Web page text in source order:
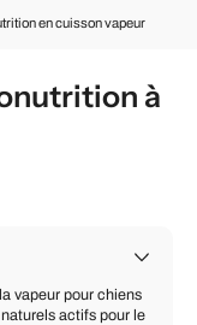
en cuisson vapeur
à
vapeur pour chiens
actifs pour le